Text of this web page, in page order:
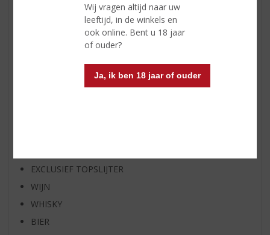
Wij vragen altijd naar uw
leeftijd, in de winkels en
ook online. Bent u 18 jaar
of ouder?
Ja, ik ben 18 jaar of ouder
AANBIEDINGEN
NIEUWE BIEREN
NIEUWE WHISKY
NIEUW OVERIG
WIJN VAN DE MAAND
EXCLUSIEF TOPSLIJTER
WIJN
WHISKY
BIER